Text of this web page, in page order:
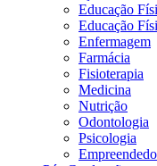
Educação
Educação
Enfermagem
Farmácia
Fisioterapia
Medicina
Nutrição
Odontologia
Psicologia